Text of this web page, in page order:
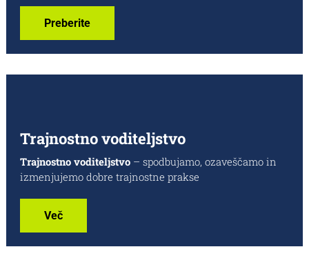
Preberite
Trajnostno voditeljstvo
Trajnostno voditeljstvo– spodbujamo, ozaveščamo in
izmenjujemo dobre trajnostne prakse
Več